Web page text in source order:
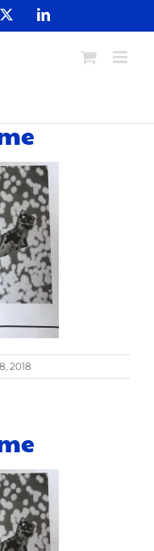
LinkedIn
2018